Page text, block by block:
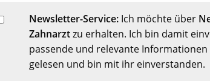
Newsletter-Service:Ich möchte über
Zahnarztzu erhalten. Ich bin damit
passende und relevante
gelesen und bin mit ihr einverstanden.